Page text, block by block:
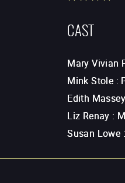
CAST
Mary Vivian
Mink Stole :
Edith Massey
Liz Renay :
Susan Lowe :